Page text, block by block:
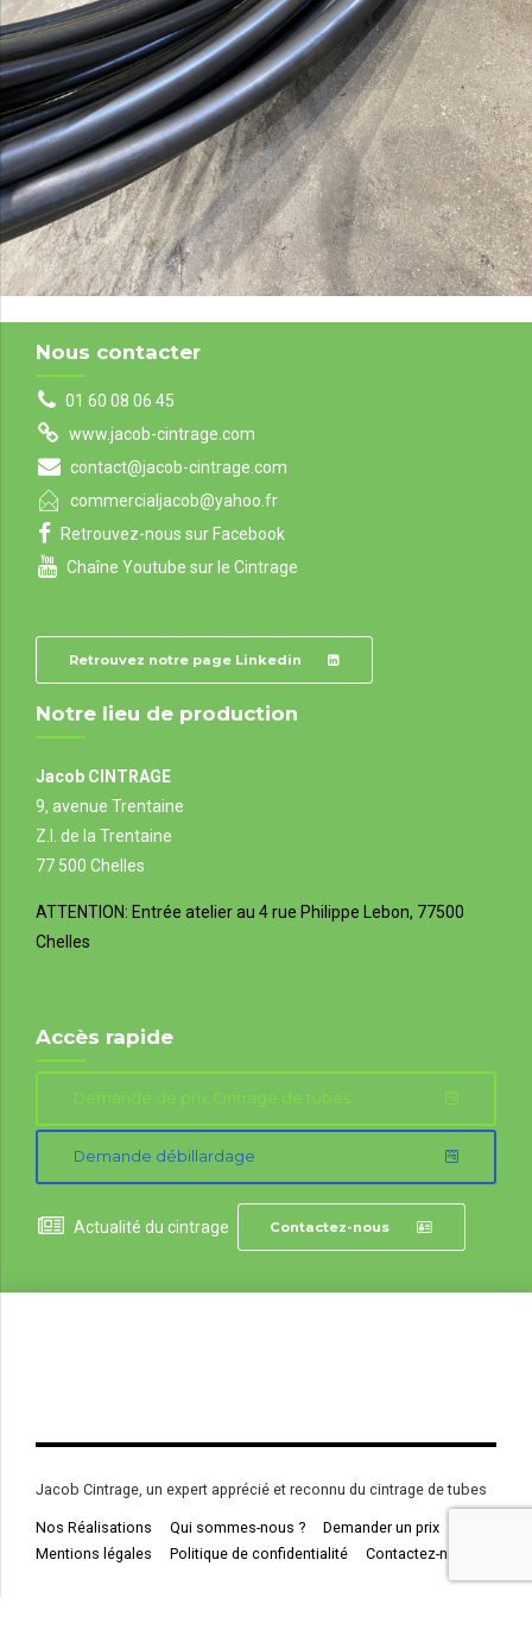
Nous contacter
01 60 08 06 45
www.jacob-cintrage.com
contact@jacob-cintrage.com
commercialjacob@yahoo.fr
Retrouvez-nous sur Facebook
Chaîne Youtube sur le Cintrage
Retrouvez notre page Linkedin
Notre lieu de production
Jacob CINTRAGE
9, avenue Trentaine
Z.I. de la Trentaine
77 500 Chelles
ATTENTION: Entrée atelier au 4 rue Philippe Lebon, 77500
Chelles
Accès rapide
Demande de prix Cintrage de tubes
Demande débillardage
Actualité du cintrage Contactez-nous
Jacob Cintrage, un expert apprécié et reconnu du cintrage de tubes
Nos Réalisations Qui sommes-nous ?
Demander un prix
Mentions légales
Politique de confidentialité Contactez-nous